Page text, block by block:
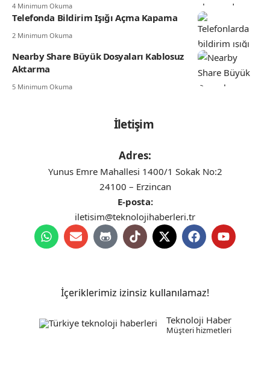
4 Minimum Okuma
Telefonda Bildirim Işığı Açma Kapama
2 Minimum Okuma
Nearby Share Büyük Dosyaları Kablosuz
Aktarma
5 Minimum Okuma
İletişim
Adres:
Yunus Emre Mahallesi 1400/1 Sokak No:2
24100 – Erzincan
E-posta:
iletisim@teknolojihaberleri.tr
İçeriklerimiz izinsiz kullanılamaz!
Teknoloji Haber
Müşteri hizmetleri